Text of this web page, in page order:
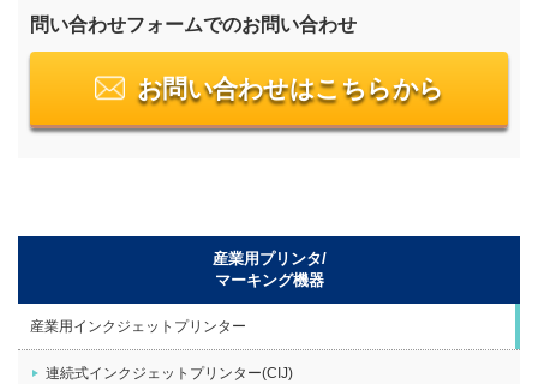
問い合わせフォームでのお問い合わせ
お問い合わせはこちらから
産業用プリンタ/
マーキング機器
産業用インクジェットプリンター
連続式インクジェットプリンター(CIJ)